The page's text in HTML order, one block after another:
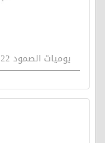
يوميات الصمود 22